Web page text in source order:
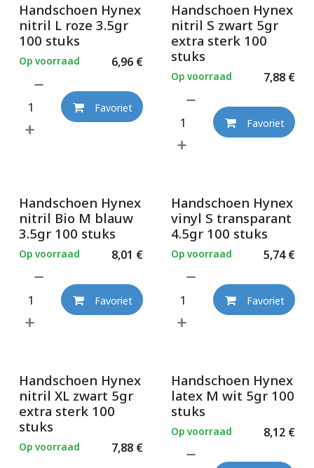
Handschoen Hynex
nitril L roze 3.5gr
100 stuks
6,96€
Op voorraad
Favoriet
Handschoen Hynex
nitril S zwart 5gr
extra sterk 100
stuks
7,88€
Op voorraad
Favoriet
Handschoen Hynex
nitril Bio M blauw
3.5gr 100 stuks
8,01 €
Op voorraad
Favoriet
Handschoen Hynex
vinyl S transparant
4.5gr 100 stuks
5,74€
Op voorraad
Favoriet
Handschoen Hynex
nitril XL zwart 5gr
extra sterk 100
stuks
7,88€
Op voorraad
Handschoen Hynex
latex M wit 5gr 100
stuks
8,12€
Op voorraad